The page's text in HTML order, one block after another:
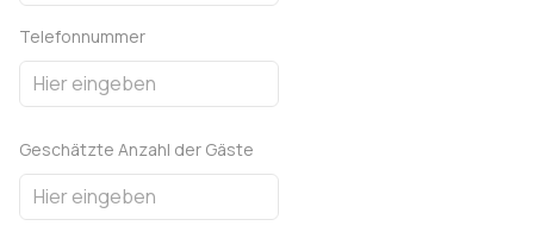
Telefonnummer
Geschätzte Anzahl der Gäste